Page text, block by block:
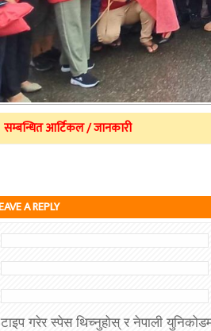
सम्बन्धित आर्टिकल / जानकारी
A REPLY
टाइप गरेर स्पेस थिच्नुहोस् र नेपाली